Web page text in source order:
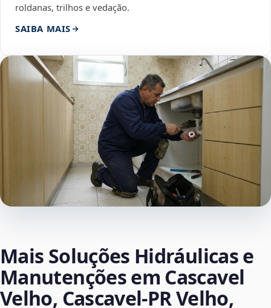
roldanas, trilhos e vedação.
SAIBA MAIS
Mais Soluções Hidráulicas e
Manutenções em Cascavel
Velho, Cascavel‑PR Velho,